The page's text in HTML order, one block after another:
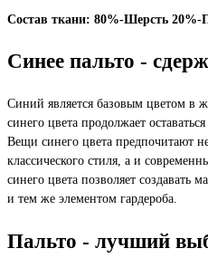
Состав ткани: 80%-Шерсть 20%-
Синее пальто -
Синий является базовым цветом в
синего цвета продолжает
Вещи синего цвета предпочитают
классического стиля, а и
синего цвета позволяет создавать
и тем же элементом гардероба.
Пальто - лучший